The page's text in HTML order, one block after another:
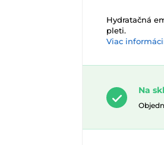
Hydratačná
pleti.
Viac
Na